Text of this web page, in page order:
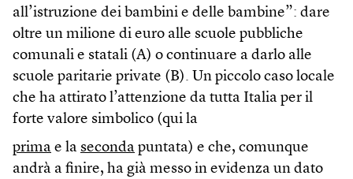
all’istruzione dei bambini e delle bambine”: dare
oltre un milione di euro alle scuole pubbliche
comunali e statali (A) o continuare a darlo alle
scuole paritarie private (B). Un piccolo caso locale
che ha attirato l’attenzione da tutta Italia per il
forte valore simbolico (qui la
prima e la seconda puntata) e che, comunque
andrà a finire, ha già messo in evidenza un dato